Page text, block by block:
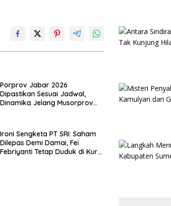
Porprov Jabar 2026
Dipastikan Sesuai Jadwal,
Dinamika Jelang Musorprov
Ironi Sengketa PT SRI: Saham
Dilepas Demi Damai, Fei
Febriyanti Tetap Duduk di Kursi